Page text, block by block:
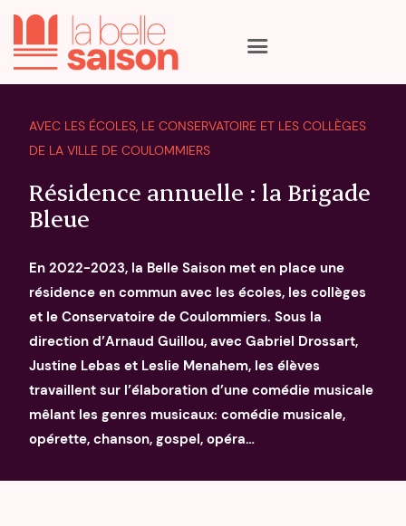
La programmation
Les lieux
Le calendrier
Nous suivre
AVEC LES ÉCOLES, LE CONSERVATOIRE ET LES COLLÈGES
DE LA VILLE DE COULOMMIERS
Résidence annuelle : la Brigade
Bleue
En 2022-2023, la Belle Saison met en place une
résidence en commun avec les écoles, les collèges
et le Conservatoire de Coulommiers. Sous la
direction d’Arnaud Guillou, avec Gabriel Drossart,
Justine Lebas et Leslie Menahem, les élèves
travaillent sur l’élaboration d’une comédie musicale
mêlant les genres musicaux: comédie musicale,
opérette, chanson, gospel, opéra…